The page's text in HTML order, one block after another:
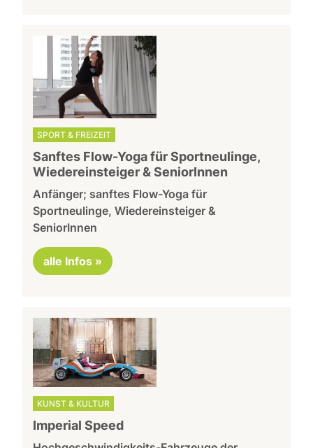
SPORT & FREIZEIT
Sanftes Flow-Yoga für Sportneulinge,
Wiedereinsteiger & SeniorInnen
Anfänger; sanftes Flow-Yoga für
Sportneulinge, Wiedereinsteiger &
SeniorInnen
alle Infos »
KUNST & KULTUR
Imperial Speed